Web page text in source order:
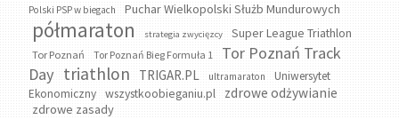
Polski PSP w biegach
Puchar Wielkopolski Służb Mundurowych
półmaraton strategia zwycięzcy Super League Triathlon
Tor Poznań Tor Poznań Bieg Formuła 1
Tor Poznań Track
Day triathlon TRIGAR.PL ultramaraton
Uniwersytet
Ekonomiczny
wszystkoobieganiu.pl zdrowe odżywianie
zdrowe zasady